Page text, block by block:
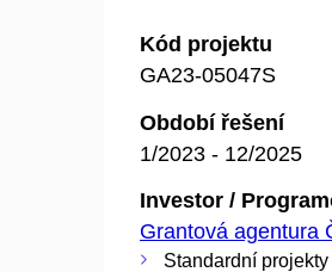
Kód projektu
GA23-05047S
Období řešení
1/2023 - 12/2025
Investor /
Grantová agentura
Standardní projekty